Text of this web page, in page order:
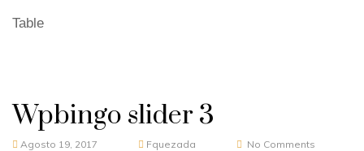
Table
Wpbingo slider 3
Agosto 19, 2017 Fquezada No Comments